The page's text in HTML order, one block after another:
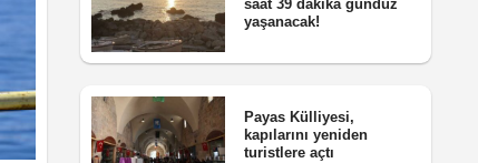
saat 39 dakika gündüz
yaşanacak!
Payas Külliyesi,
kapılarını yeniden
turistlere açtı